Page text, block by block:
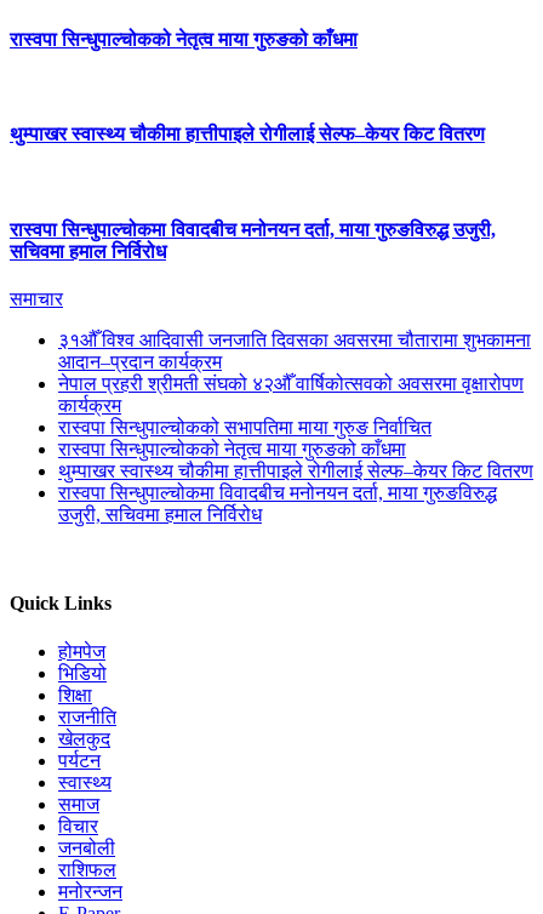
रास्वपा सिन्धुपाल्चोकको नेतृत्व माया गुरुङको काँधमा
थुम्पाखर स्वास्थ्य चौकीमा हात्तीपाइले रोगीलाई सेल्फ–केयर किट वितरण
रास्वपा सिन्धुपाल्चोकमा विवादबीच मनोनयन दर्ता, माया गुरुङविरुद्ध उजुरी,
सचिवमा हमाल निर्विरोध
समाचार
३१औँ विश्व आदिवासी जनजाति दिवसका अवसरमा चौतारामा शुभकामना
आदान–प्रदान कार्यक्रम
नेपाल प्रहरी श्रीमती संघको ४२औँ वार्षिकोत्सवको अवसरमा वृक्षारोपण
कार्यक्रम
रास्वपा सिन्धुपाल्चोकको सभापतिमा माया गुरुङ निर्वाचित
रास्वपा सिन्धुपाल्चोकको नेतृत्व माया गुरुङको काँधमा
थुम्पाखर स्वास्थ्य चौकीमा हात्तीपाइले रोगीलाई सेल्फ–केयर किट वितरण
रास्वपा सिन्धुपाल्चोकमा विवादबीच मनोनयन दर्ता, माया गुरुङविरुद्ध
उजुरी, सचिवमा हमाल निर्विरोध
Quick Links
होमपेज
भिडियो
शिक्षा
राजनीति
खेलकुद
पर्यटन
स्वास्थ्य
समाज
विचार
जनबोली
राशिफल
मनोरन्जन